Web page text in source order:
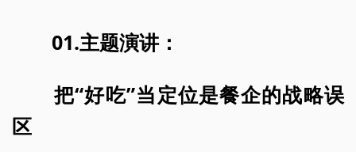
01.主题演讲：
把“好吃”当定位是餐企的战略误
区